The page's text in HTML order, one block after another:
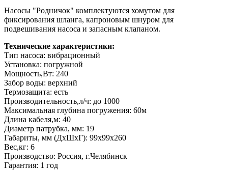
Насосы "Родничок" комплектуются хомутом для
фиксирования шланга, капроновым шнуром для
подвешивания насоса и запасным клапаном.
Технические характеристики:
Тип насоса: вибрационный
Установка: погружной
Мощность,Вт: 240
Забор воды: верхний
Термозащита: есть
Производительность,л/ч: до 1000
Максимальная глубина погружения: 60м
Длина кабеля,м: 40
Диаметр патрубка, мм: 19
Габариты, мм (ДхШхГ): 99х99х260
Вес,кг: 6
Производство: Россия, г.Челябинск
Гарантия: 1 год